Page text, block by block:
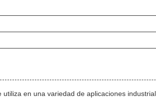
en una variedad de aplicaciones